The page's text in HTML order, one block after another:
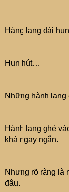
Hàng lang dài
Hun hút…
Những hành lang
Hành lang ghé
khá ngay ngắn.
Nhưng rõ ràng là
đâu.